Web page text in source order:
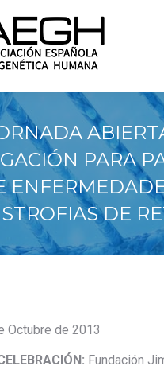
PARA
DE
Octubre de 2013
Fundación